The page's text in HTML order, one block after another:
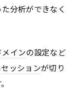
分析ができなく
メインの設定など
セッションが切り